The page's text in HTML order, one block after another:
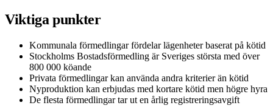
Viktiga punkter
Kommunala förmedlingar fördelar lägenheter baserat på kötid
Stockholms Bostadsförmedling är Sveriges största med över
800 000 köande
Privata förmedlingar kan använda andra kriterier än kötid
Nyproduktion kan erbjudas med kortare kötid men högre hyra
De flesta förmedlingar tar ut en årlig registreringsavgift